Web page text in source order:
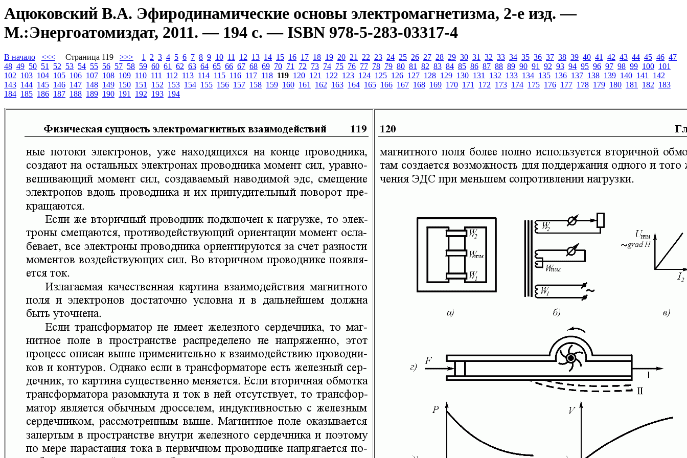
Ацюковский В.А. Эфиродинамические основы электромагнетизма, 2-е изд. —
М.:Энергоатомиздат, 2011. — 194 с. — ISBN 978-5-283-03317-4
В начало <<< Страница 119 >>> 1 2 3 4 5 6 7 8 9 10 11 12 13 14 15 16 17 18 19 20 21 22 23 24 25 26 27 28 29 30 31 32 33 34 35 36 37 38 39 40 41 42 43 44 45 46 47
48 49 50 51 52 53 54 55 56 57 58 59 60 61 62 63 64 65 66 67 68 69 70 71 72 73 74 75 76 77 78 79 80 81 82 83 84 85 86 87 88 89 90 91 92 93 94 95 96 97 98 99 100 101
102 103 104 105 106 107 108 109 110 111 112 113 114 115 116 117 118 119 120 121 122 123 124 125 126 127 128 129 130 131 132 133 134 135 136 137 138 139 140 141 142
143 144 145 146 147 148 149 150 151 152 153 154 155 156 157 158 159 160 161 162 163 164 165 166 167 168 169 170 171 172 173 174 175 176 177 178 179 180 181 182 183
184 185 186 187 188 189 190 191 192 193 194